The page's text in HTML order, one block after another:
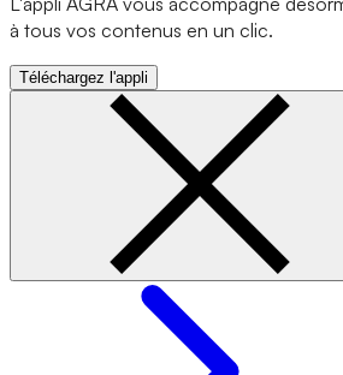
à tous vos contenus en un clic.
Téléchargez l'appli